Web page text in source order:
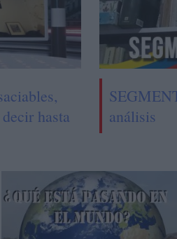
hasta
análisis